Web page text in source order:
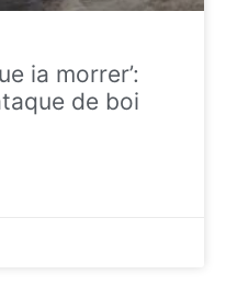
ia morrer’:
de boi